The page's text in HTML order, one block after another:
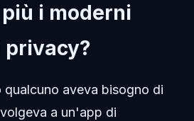
i moderni
privacy?
qualcuno aveva bisogno di
a un'app di